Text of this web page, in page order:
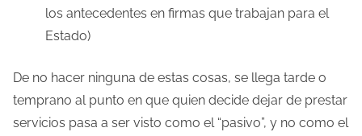
los antecedentes en firmas que trabajan para el
Estado)
De no hacer ninguna de estas cosas, se llega tarde o
temprano al punto en que quien decide dejar de prestar
servicios pasa a ser visto como el “pasivo”, y no como el